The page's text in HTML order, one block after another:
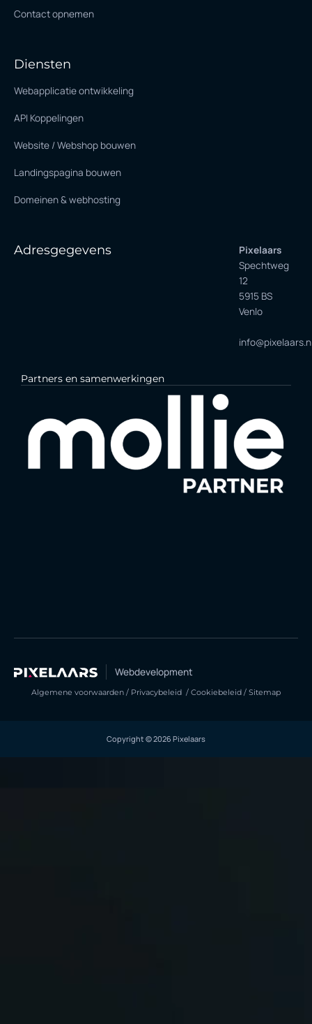
Contact opnemen
Diensten
Webapplicatie ontwikkeling
API Koppelingen
Website / Webshop bouwen
Landingspagina bouwen
Domeinen & webhosting
Adresgegevens
Pixelaars
Spechtweg
12
5915 BS
Venlo
Partners en samenwerkingen
Webdevelopment
Algemene voorwaarden / Privacybeleid / Cookiebeleid / Sitemap
Copyright © 2026 Pixelaars